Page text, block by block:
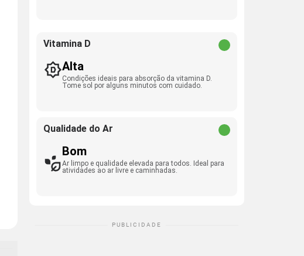
Vitamina D
Alta
Condições ideais para absorção da vitamina D.
Tome sol por alguns minutos com cuidado.
Qualidade do Ar
Bom
Ar limpo e qualidade elevada para todos. Ideal para
atividades ao ar livre e caminhadas.